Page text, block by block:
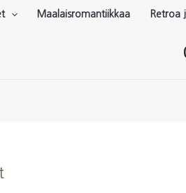
Maalaisromantiikkaa Retroa